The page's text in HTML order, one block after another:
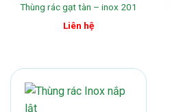
Thùng rác gạt tàn – inox 201
Liên hệ